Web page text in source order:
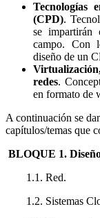
Tecnologías
(CPD).
se impartirán
campo. Con
diseño de un
redes.
en formato de
A continuación se
capítulos/temas que
BLOQUE 1.
1.1. Red.
1.2. Sistemas